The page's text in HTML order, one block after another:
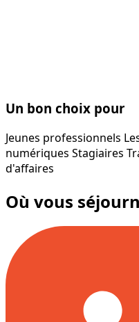
Un bon choix pour
Jeunes professionnels
numériques Stagiaires
d'affaires
Où vous